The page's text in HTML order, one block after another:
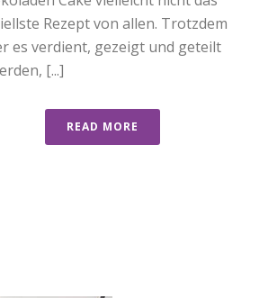
Rezept von allen. Trotzdem
es verdient, gezeigt und geteilt
[...]
READ MORE